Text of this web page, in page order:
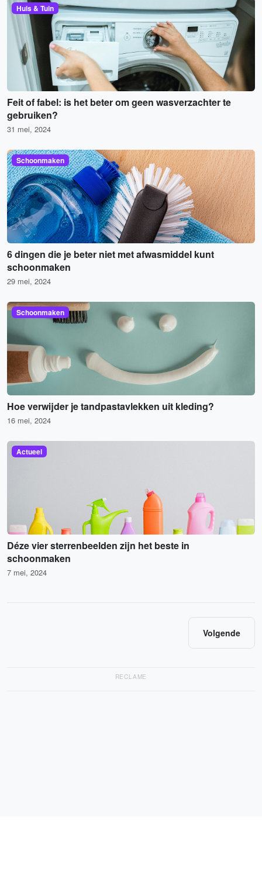
Huis & Tuin
Feit of fabel: is het beter om geen wasverzachter te
gebruiken?
31 mei, 2024
Schoonmaken
6 dingen die je beter niet met afwasmiddel kunt
schoonmaken
29 mei, 2024
Schoonmaken
Hoe verwijder je tandpastavlekken uit kleding?
16 mei, 2024
Actueel
Déze vier sterrenbeelden zijn het beste in
schoonmaken
7 mei, 2024
Volgende
RECLAME